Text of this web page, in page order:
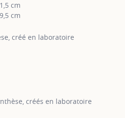
cm
cm
créé en laboratoire
créés en laboratoire